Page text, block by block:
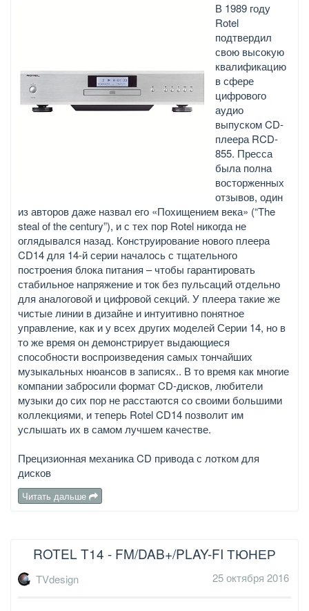
В 1989 году
Rotel
подтвердил
свою высокую
квалификацию
в сфере
цифрового
аудио
выпуском CD-
плеера RCD-
855. Пресса
была полна
восторженных
отзывов, один
из авторов даже назвал его «Похищением века» (“The
steal of the century”), и с тех пор Rotel никогда не
оглядывался назад. Конструирование нового плеера
CD14 для 14-й серии началось с тщательного
построения блока питания – чтобы гарантировать
стабильное напряжение и ток без пульсаций отдельно
для аналоговой и цифровой секций. У плеера такие же
чистые линии в дизайне и интуитивно понятное
управление, как и у всех других моделей Серии 14, но в
то же время он демонстрирует выдающиеся
способности воспроизведения самых тончайших
музыкальных нюансов в записях.. В то время как многие
компании забросили формат CD-дисков, любители
музыки до сих пор не расстаются со своими большими
коллекциями, и теперь Rotel CD14 позволит им
услышать их в самом лучшем качестве.
Прецизионная механика CD привода с лотком для
дисков
Читать дальше
ROTEL T14 - FM/DAB+/PLAY-FI ТЮНЕР
TVdesign 25 октября 2016